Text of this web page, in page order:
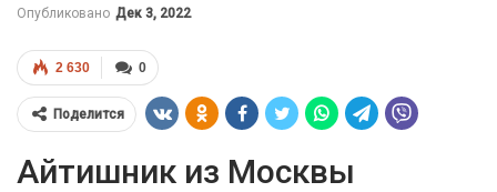
Опубликовано Дек 3, 2022
0
2 630
Поделится
Айтишник из Москвы